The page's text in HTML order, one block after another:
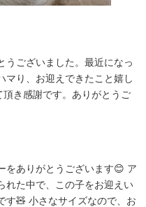
うございました。最近になっ
マり、お迎えできたこと嬉し
き感謝です。ありがとうご
をありがとうございます😊 ア
れた中で、この子をお迎えい
す🧸 小さなサイズなので、お